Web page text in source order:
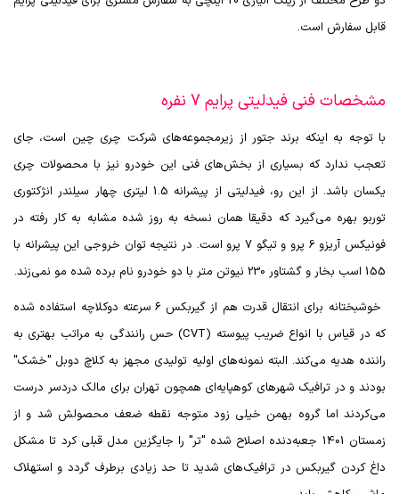
قابل سفارش است.
مشخصات فنی فیدلیتی پرایم 7 نفره
با توجه به اینکه برند جتور از زیرمجموعه‌های شرکت چری چین است، جای
تعجب ندارد که بسیاری از بخش‌های فنی این خودرو نیز با محصولات چری
یکسان باشد. از این رو، فیدلیتی از پیشرانه 1.5 لیتری چهار سیلندر انژکتوری
توربو بهره می‌گیرد که دقیقا همان نسخه به روز شده مشابه به کار رفته در
فونیکس آریزو 6 پرو و تیگو 7 پرو است. در نتیجه توان خروجی این پیشرانه با
155 اسب بخار و گشتاور 230 نیوتن متر با دو خودرو نام برده شده مو نمی‌زند.
خوشبختانه برای انتقال قدرت هم از گیربکس 6 سرعته دوکلاچه استفاده شده
که در قیاس با انواع ضریب پیوسته (CVT) حس رانندگی به مراتب بهتری به
راننده هدیه می‌کند. البته نمونه‌های اولیه تولیدی مجهز به کلاچ دوبل "خشک"
بودند و در ترافیک شهرهای کوهپایه‌ای همچون تهران برای مالک دردسر درست
می‌کردند اما گروه بهمن خیلی زود متوجه نقطه ضعف محصولش شد و از
زمستان 1401 جعبه‌دنده اصلاح شده "تر" را جایگزین مدل قبلی کرد تا مشکل
داغ کردن گیربکس در ترافیک‌های شدید تا حد زیادی برطرف گردد و استهلاک